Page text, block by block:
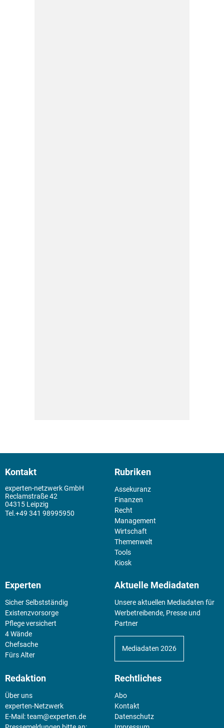
Kontakt
experten-netzwerk GmbH
Reclamstraße 42
04315 Leipzig
+49 341 98995950
Rubriken
Assekuranz
Finanzen
Recht
Management
Wirtschaft
Themenwelt
Tools
Kiosk
Experten
Sicher Selbstständig
Existenz­vorsorge
Pflege versichert
4 Wände
Chefsache
Fürs Alter
Aktuelle Mediadaten
Unsere aktuellen Mediadaten für
Werbetreibende, Presse und
Partner
Mediadaten 2026
Redaktion
Über uns
experten-Netzwerk
E-Mail:team@experten.de
Rechtliches
Abo
Kontakt
Datenschutz